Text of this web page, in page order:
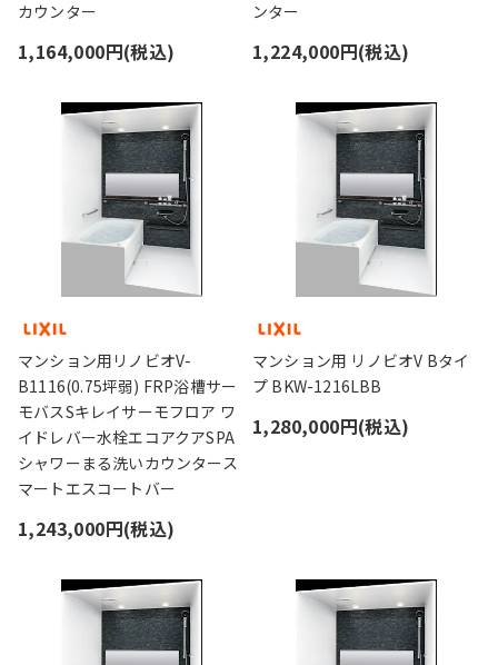
カウンター
1,164,000円(税込)
ンター
1,224,000円(税込)
マンション用リノビオV-
B1116(0.75坪弱) FRP浴槽サー
モバスSキレイサーモフロア ワ
イドレバー水栓エコアクアSPA
シャワーまる洗いカウンタース
マートエスコートバー
1,243,000円(税込)
マンション用 リノビオV Bタイ
プ BKW-1216LBB
1,280,000円(税込)